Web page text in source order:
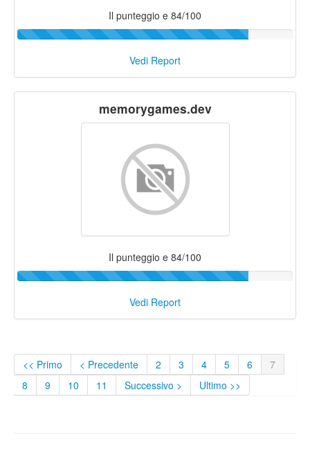
Il punteggio e 84/100
Vedi Report
memorygames.dev
Il punteggio e 84/100
Vedi Report
<< Primo < Precedente 2 3 4 5 6
7
8
9 10 11 Successivo > Ultimo >>